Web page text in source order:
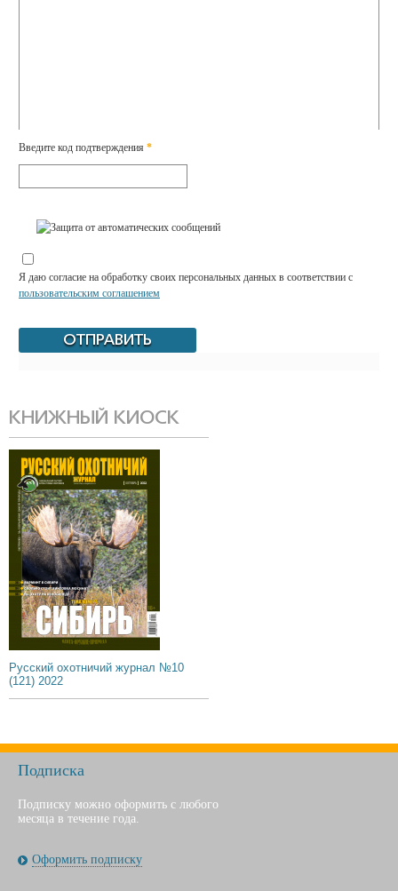
Введите код подтверждения *
Я даю согласие на обработку своих персональных данных в соответствии с
пользовательским соглашением
КНИЖНЫЙ КИОСК
Русский охотничий журнал №10
(121) 2022
Подписка
Подписку можно оформить с любого
месяца в течение года.
Оформить подписку